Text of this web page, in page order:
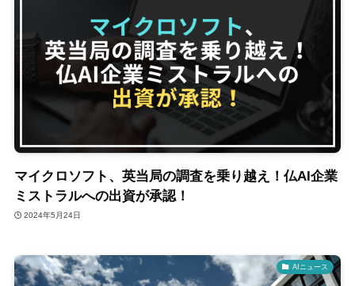
マイクロソフト、英当局の調査を乗り越え！仏AI企業
ミストラルへの出資が承認！
2024年5月24日
AIニュース